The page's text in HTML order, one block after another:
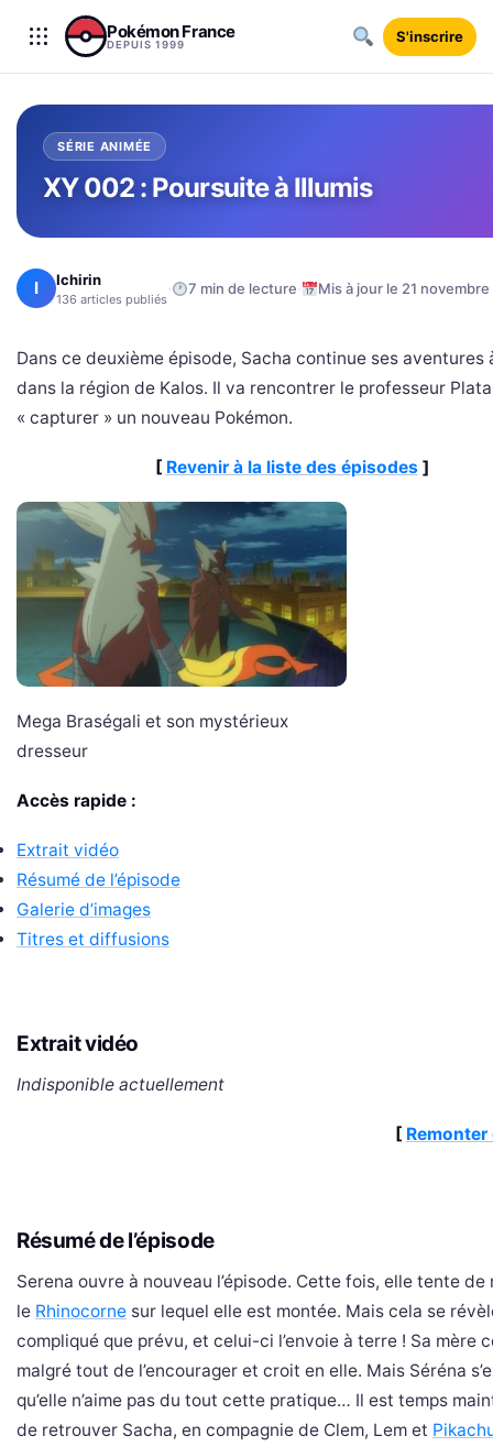
Aller au contenu
Pokémon France
DEPUIS 1999 S'inscrire
SÉRIE ANIMÉE
XY 002 : Poursuite à Illumis
I Ichirin
136 articles publiés · 7 min de lecture· Mis à jour le 21 novembre
Dans ce deuxième épisode, Sacha continue ses aventures
dans la région de Kalos. Il va rencontrer le professeur
« capturer » un nouveau Pokémon.
[ Revenir à la liste des épisodes]
Mega Braségali et son mystérieux
dresseur
Accès rapide :
Extrait vidéo
Résumé de l’épisode
Galerie d’images
Titres et diffusions
Extrait vidéo
Indisponible actuellement
[
Résumé de l’épisode
Serena ouvre à nouveau l’épisode. Cette fois, elle tente de
le Rhinocorne sur lequel elle est montée. Mais cela se
compliqué que prévu, et celui-ci l’envoie à terre ! Sa mère
malgré tout de l’encourager et croit en elle. Mais Séréna
qu’elle n’aime pas du tout cette pratique… Il est temps
de retrouver Sacha, en compagnie de Clem, Lem et